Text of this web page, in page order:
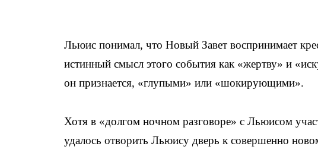
Льюис понимал, что Новый Завет воспринимает
истинный смысл этого события как «жертву» и
он признается, «глупыми» или «шокирующими».
Хотя в «долгом ночном разговоре» с Льюисом
удалось отворить Льюису дверь к совершенно